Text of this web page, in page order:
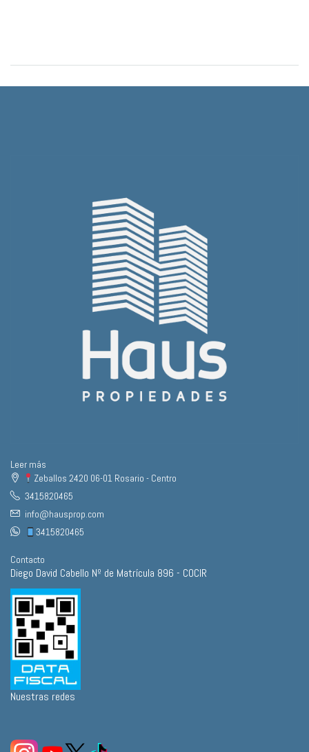
Leer más
Zeballos 2420 06-01 Rosario - Centro
3415820465
info@hausprop.com
3415820465
Contacto
Diego David Cabello Nº de Matrícula 896 - COCIR
Nuestras redes